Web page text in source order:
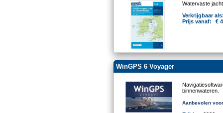
Watervaste
Verkrijgbaar
Prijs vanaf:
€
WinGPS 6 Voyager
binnenwateren.
Aanbevolen